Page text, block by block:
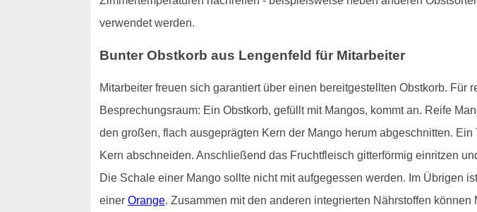
verwendet werden.
Bunter Obstkorb aus Lengenfeld für Mitarbeiter
Mitarbeiter freuen sich garantiert über einen bereitgestellten Obstkorb.
Besprechungsraum: Ein Obstkorb, gefüllt mit Mangos, kommt an. Reife
den großen, flach ausgeprägten Kern der Mango herum abgeschnitten.
Kern abschneiden. Anschließend das Fruchtfleisch gitterförmig einritzen
Die Schale einer Mango sollte nicht mit aufgegessen werden. Im Übrigen
einer Orange. Zusammen mit den anderen integrierten Nährstoffen